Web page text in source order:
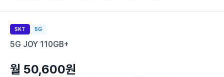
SKT 5G
5G JOY 110GB+
월 50,600원